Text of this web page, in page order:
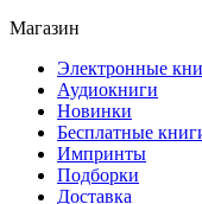
Магазин
Электронные
Аудиокниги
Новинки
Бесплатные
Импринты
Подборки
Доставка